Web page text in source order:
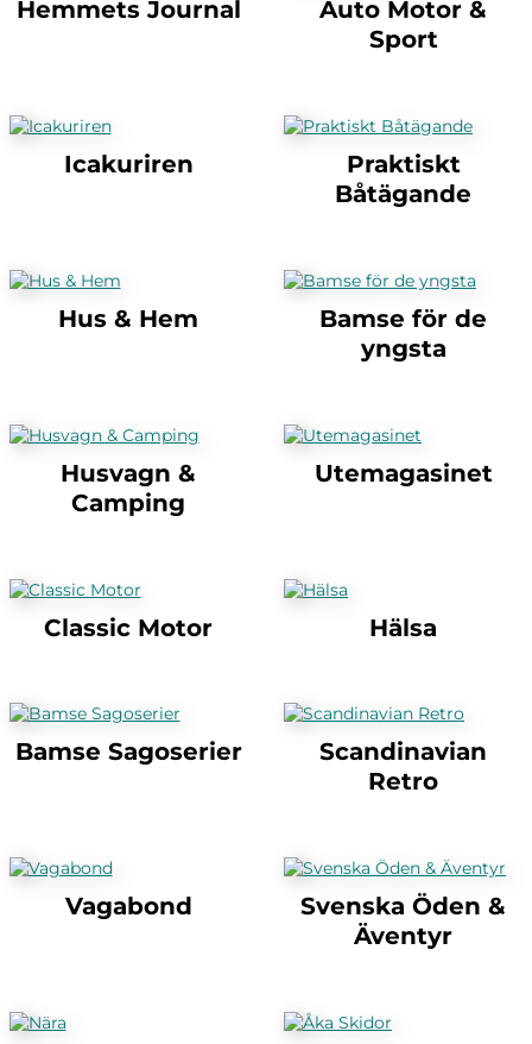
Hemmets Journal
Auto Motor &
Sport
Icakuriren
Praktiskt
Båtägande
Hus & Hem
Bamse för de
yngsta
Husvagn &
Camping
Utemagasinet
Classic Motor Hälsa
Bamse Sagoserier
Scandinavian
Retro
Vagabond
Svenska Öden &
Äventyr